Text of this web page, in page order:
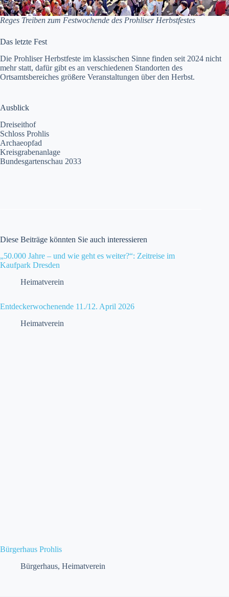
Reges Treiben zum Festwochende des Prohliser Herbstfestes
Das letzte Fest
Die Prohliser Herbstfeste im klassischen Sinne finden seit 2024 nicht
mehr statt, dafür gibt es an verschiedenen Standorten des
Ortsamtsbereiches größere Veranstaltungen über den Herbst.
Ausblick
Dreiseithof
Schloss Prohlis
Archaeopfad
Kreisgrabenanlage
Bundesgartenschau 2033
Diese Beiträge könnten Sie auch interessieren
„50.000 Jahre – und wie geht es weiter?“: Zeitreise im
Kaufpark Dresden
Heimatverein
Entdeckerwochenende 11./12. April 2026
Heimatverein
Bürgerhaus Prohlis
Bürgerhaus, Heimatverein